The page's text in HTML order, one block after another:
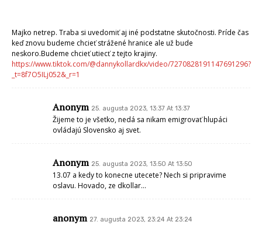
Majko netrep. Traba si uvedomiť aj iné podstatne skutočnosti. Príde čas
keď znovu budeme chcieť strážené hranice ale už bude
neskoro.Budeme chcieť utiecť z tejto krajiny.
https://www.tiktok.com/@dannykollardkx/video/7270828191147691296?
_t=8f7O5ILj052&_r=1
Anonym 25. augusta 2023, 13:37 At 13:37
Žijeme to je všetko, nedá sa nikam emigrovať hlupáci
ovládajú Slovensko aj svet.
Anonym 25. augusta 2023, 13:50 At 13:50
13.07 a kedy to konecne utecete? Nech si pripravime
oslavu. Hovado, ze dkollar…
anonym 27. augusta 2023, 23:24 At 23:24